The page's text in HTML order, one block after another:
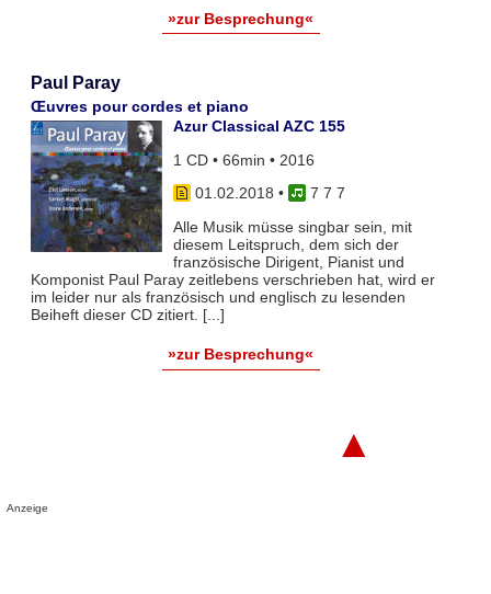
»zur Besprechung«
Paul Paray
Œuvres pour cordes et piano
Azur Classical AZC 155
1 CD • 66min • 2016
01.02.2018 •
7 7 7
Alle Musik müsse singbar sein, mit
diesem Leitspruch, dem sich der
französische Dirigent, Pianist und
Komponist Paul Paray zeitlebens verschrieben hat, wird er
im leider nur als französisch und englisch zu lesenden
Beiheft dieser CD zitiert. [...]
»zur Besprechung«
▲
Anzeige